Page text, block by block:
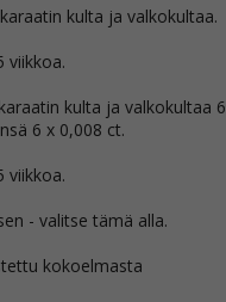
karaatin kulta ja valkokultaa.
viikkoa.
kulta ja valkokultaa
6 x 0,008 ct.
viikkoa.
- valitse tämä alla.
kokoelmasta